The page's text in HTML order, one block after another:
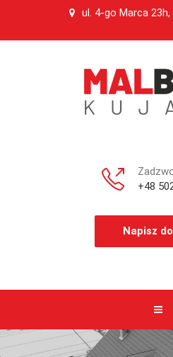
ul. 4-go Marca
+48
Napisz